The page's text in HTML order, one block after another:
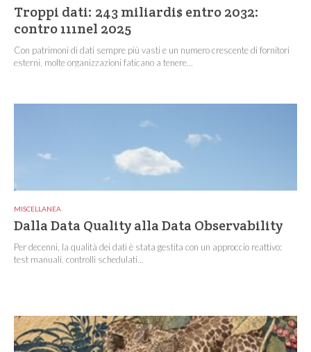
Troppi dati: 243 miliardi$ entro 2032:
contro 111nel 2025
Con patrimoni di dati sempre più vasti e un numero crescente di fornitori
esterni, molte organizzazioni faticano a tenere...
MISCELLANEA
Dalla Data Quality alla Data Observability
Per decenni, la qualità dei dati è stata gestita con un approccio reattivo:
test manuali, controlli schedulati...